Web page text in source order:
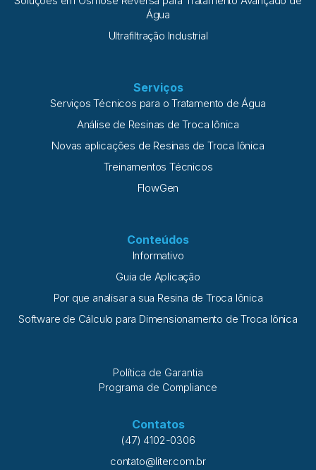
Água
Ultrafiltração Industrial
Serviços
Serviços Técnicos para o Tratamento de Água
Análise de Resinas de Troca Iônica
Novas aplicações de Resinas de Troca Iônica
Treinamentos Técnicos
FlowGen
Conteúdos
Informativo
Guia de Aplicação
Por que analisar a sua Resina de Troca Iônica
Software de Cálculo para Dimensionamento de Troca Iônica
Política de Garantia
Programa de Compliance
Contatos
(47) 4102-0306
contato@liter.com.br